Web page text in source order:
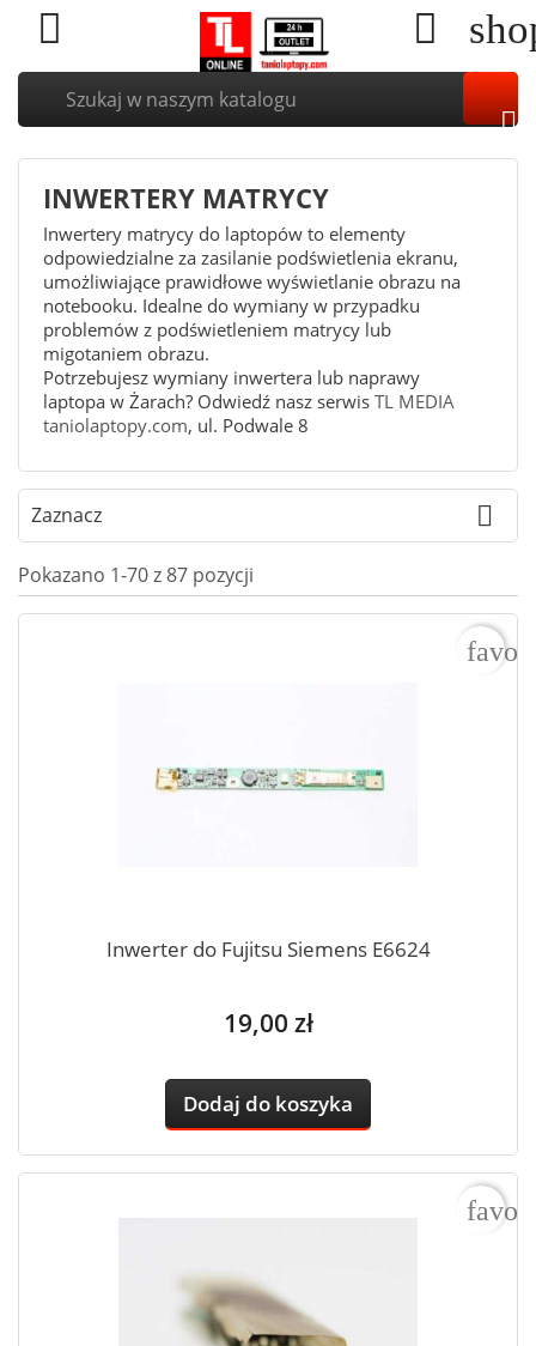
 

INWERTERY MATRYCY
Inwertery matrycy do laptopów to elementy
odpowiedzialne za zasilanie podświetlenia ekranu,
umożliwiające prawidłowe wyświetlanie obrazu na
notebooku. Idealne do wymiany w przypadku
problemów z podświetleniem matrycy lub
migotaniem obrazu.
Potrzebujesz wymiany inwertera lub naprawy
laptopa w Żarach? Odwiedź nasz serwis TL MEDIA
taniolaptopy.com, ul. Podwale 8
Zaznacz 
Pokazano 1-70 z 87 pozycji
Inwerter do Fujitsu Siemens E6624
Cena
19,00 zł
Dodaj do koszyka